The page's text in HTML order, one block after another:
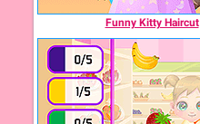
Funny Kitty Haircut